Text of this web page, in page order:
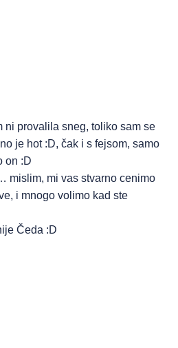
ni provalila sneg, toliko sam se
je hot :D, čak i s fejsom, samo
on :D
mislim, mi vas stvarno cenimo
i mnogo volimo kad ste
Čeda :D